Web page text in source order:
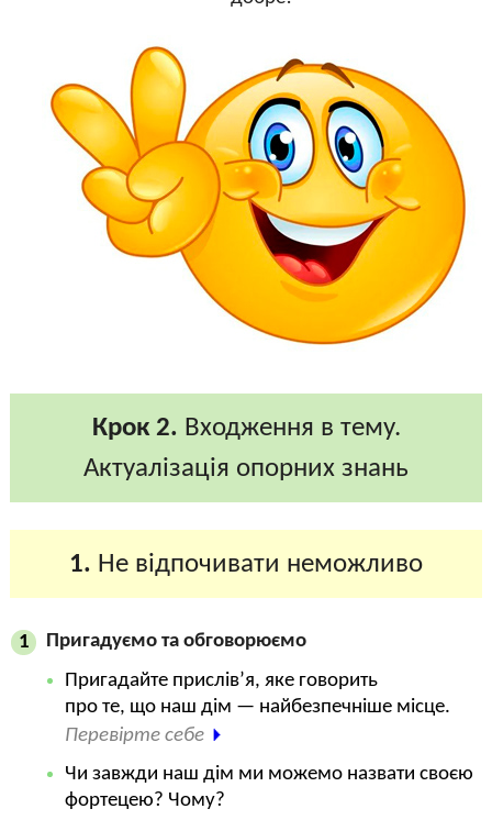
Крок 2. Входження в тему.
Актуалізація опорних знань
1. Не відпочивати неможливо
1
Пригадуємо та обговорюємо
Пригадайте прислів’я, яке говорить
про те, що наш дім — найбезпечніше місце.
Перевірте себе
Чи завжди наш дім ми можемо назвати своєю
фортецею? Чому?